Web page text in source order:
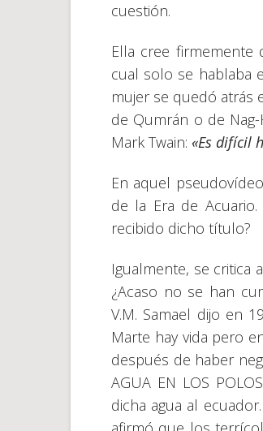
cuestión.
Ella cree
cual solo se hablaba
mujer se quedó atrás
de Qumrán o de
Mark Twain: «Es difícil
En aquel
de la Era de
recibido dicho título?
Igualmente, se critica
¿Acaso no se han
V.M. Samael dijo en
Marte hay vida pero
después de haber
AGUA EN LOS
dicha agua al